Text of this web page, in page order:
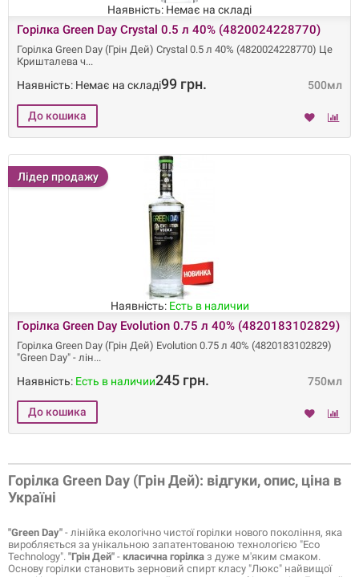
Наявність: Немає на складі
Горілка Green Day Crystal 0.5 л 40% (4820024228770)
Горілка Green Day (Грін Дей) Crystal 0.5 л 40% (4820024228770) Це
Кришталева ч
500мл
Наявність: Немає на складі99 грн.
Лідер продажу
Наявність: Есть в наличии
Горілка Green Day Evolution 0.75 л 40% (4820183102829)
Горілка Green Day (Грін Дей) Evolution 0.75 л 40% (4820183102829)
"Green Day" - лін
750мл
Наявність: Есть в наличии245 грн.
Горілка Green Day (Грін Дей): відгуки, опис, ціна в
Україні
"Green Day" - лінійка екологічно чистої горілки нового покоління, яка
виробляється за унікальною запатентованою технологією "Eco
Technology". "Грін Дей" - класична горілка з дуже м'яким смаком.
Основу горілки становить зерновий спирт класу "Люкс" найвищої